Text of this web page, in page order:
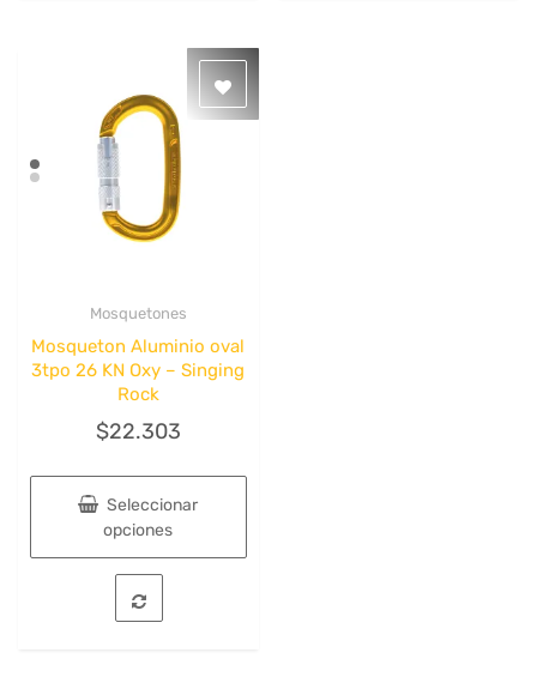
se
pueden
elegir
en
la
página
de
Mosquetones
Mosqueton Aluminio oval
3tpo 26 KN Oxy – Singing
Rock
$22.303
Seleccionar
opciones
Este
producto
tiene